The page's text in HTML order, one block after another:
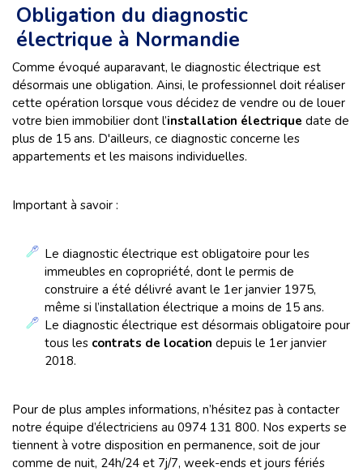
Obligation du diagnostic
électrique à Normandie
Comme évoqué auparavant, le diagnostic électrique est
désormais une obligation. Ainsi, le professionnel doit réaliser
cette opération lorsque vous décidez de vendre ou de louer
votre bien immobilier dont l’installation électrique date de
plus de 15 ans. D'ailleurs, ce diagnostic concerne les
appartements et les maisons individuelles.
Important à savoir :
Le diagnostic électrique est obligatoire pour les
immeubles en copropriété, dont le permis de
construire a été délivré avant le 1er janvier 1975,
même si l’installation électrique a moins de 15 ans.
Le diagnostic électrique est désormais obligatoire pour
tous les contrats de location depuis le 1er janvier
2018.
Pour de plus amples informations, n’hésitez pas à contacter
notre équipe d’électriciens au 0974 131 800. Nos experts se
tiennent à votre disposition en permanence, soit de jour
comme de nuit, 24h/24 et 7j/7, week-ends et jours fériés